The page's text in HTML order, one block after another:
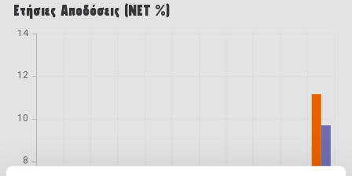
Ετήσιες Αποδόσεις (ΝΕΤ %)
8
10
12
14